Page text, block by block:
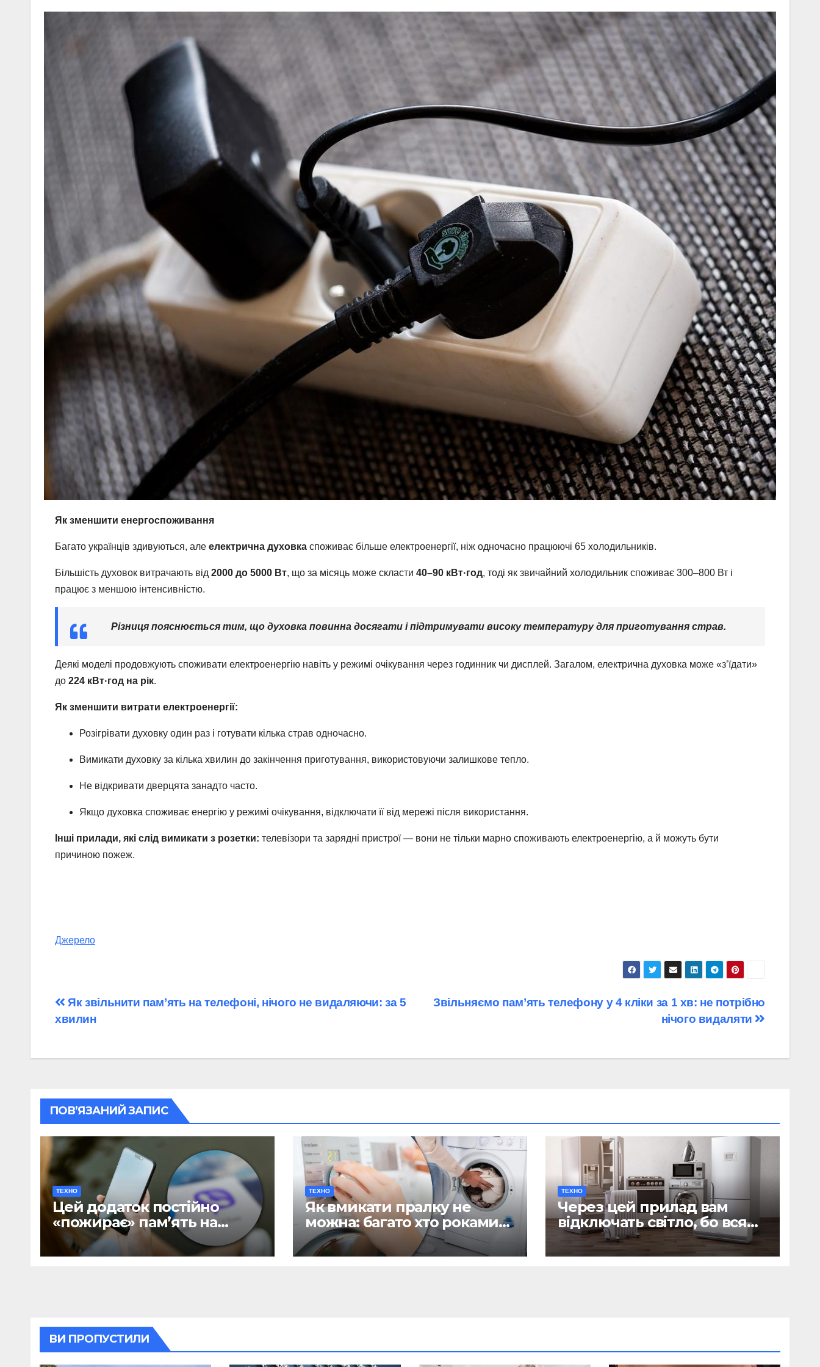
Як зменшити енергоспоживання
Багато українців здивуються, але електрична духовка споживає більше електроенергії, ніж одночасно працюючі 65 холодильників.
Більшість духовок витрачають від 2000 до 5000 Вт, що за місяць може скласти 40–90 кВт·год, тоді як звичайний холодильник споживає 300–800 Вт і
працює з меншою інтенсивністю.
Різниця пояснюється тим, що духовка повинна досягати і підтримувати високу температуру для приготування страв.
Деякі моделі продовжують споживати електроенергію навіть у режимі очікування через годинник чи дисплей. Загалом, електрична духовка може «з’їдати»
до 224 кВт·год на рік.
Як зменшити витрати електроенергії:
Розігрівати духовку один раз і готувати кілька страв одночасно.
Вимикати духовку за кілька хвилин до закінчення приготування, використовуючи залишкове тепло.
Не відкривати дверцята занадто часто.
Якщо духовка споживає енергію у режимі очікування, відключати її від мережі після використання.
Інші прилади, які слід вимикати з розетки: телевізори та зарядні пристрої — вони не тільки марно споживають електроенергію, а й можуть бути
причиною пожеж.
Джерело
Навігація
Звільняємо пам’ять телефону у 4 кліки за 1 хв: не потрібно
нічого видаляти
Як звільнити пам’ять на телефоні, нічого не видаляючи: за 5
хвилин
ПОВ’ЯЗАНИЙ ЗАПИС
ТЕХНО
Цей додаток постійно
«пожирає» пам’ять на
телефоні: як вирішити
проблему в кілька кліків
ТЕХНО
Як вмикати пралку не
можна: багато хто роками
робить таку помилку
ТЕХНО
Через цей прилад вам
відключать світло, бо вся
техніка згорить: Пристрій є
у кожному домі
ВИ ПРОПУСТИЛИ